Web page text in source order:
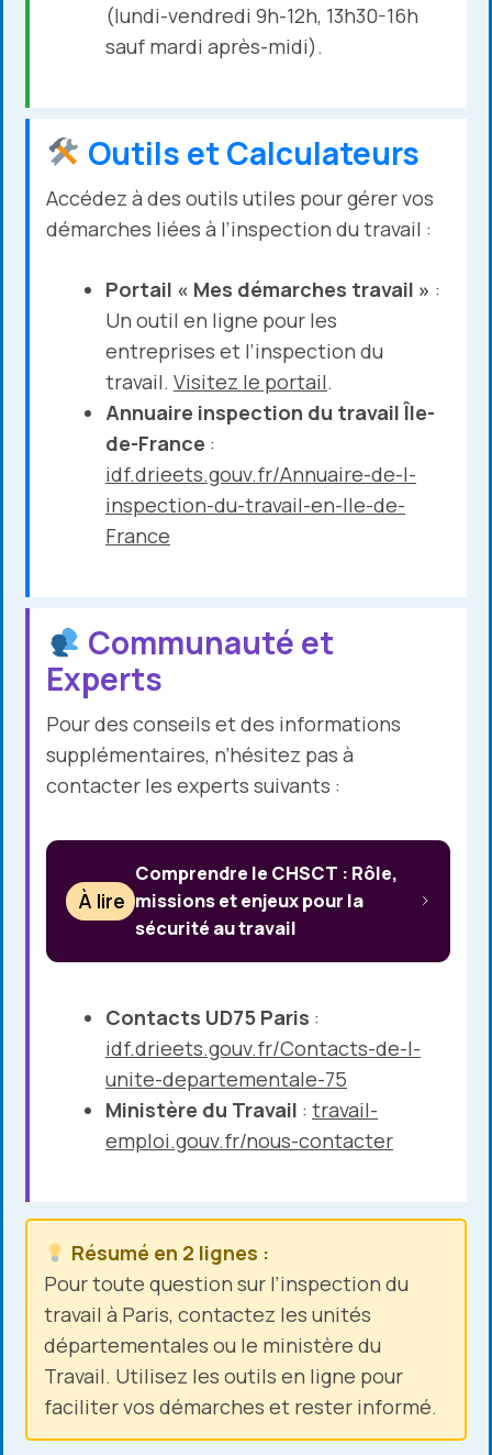
(lundi-vendredi 9h-12h, 13h30-16h
sauf mardi après-midi).
Outils et Calculateurs
Accédez à des outils utiles pour gérer vos
démarches liées à l’inspection du travail :
Portail « Mes démarches travail » :
Un outil en ligne pour les
entreprises et l’inspection du
travail. Visitez le portail.
Annuaire inspection du travail Île-
de-France :
idf.drieets.gouv.fr/Annuaire-de-l-
inspection-du-travail-en-Ile-de-
France
Communauté et
Experts
Pour des conseils et des informations
supplémentaires, n’hésitez pas à
contacter les experts suivants :
À lire
Comprendre le CHSCT : Rôle,
missions et enjeux pour la
sécurité au travail
Contacts UD75 Paris :
idf.drieets.gouv.fr/Contacts-de-l-
unite-departementale-75
Ministère du Travail : travail-
emploi.gouv.fr/nous-contacter
Résumé en 2 lignes :
Pour toute question sur l’inspection du
travail à Paris, contactez les unités
départementales ou le ministère du
Travail. Utilisez les outils en ligne pour
faciliter vos démarches et rester informé.